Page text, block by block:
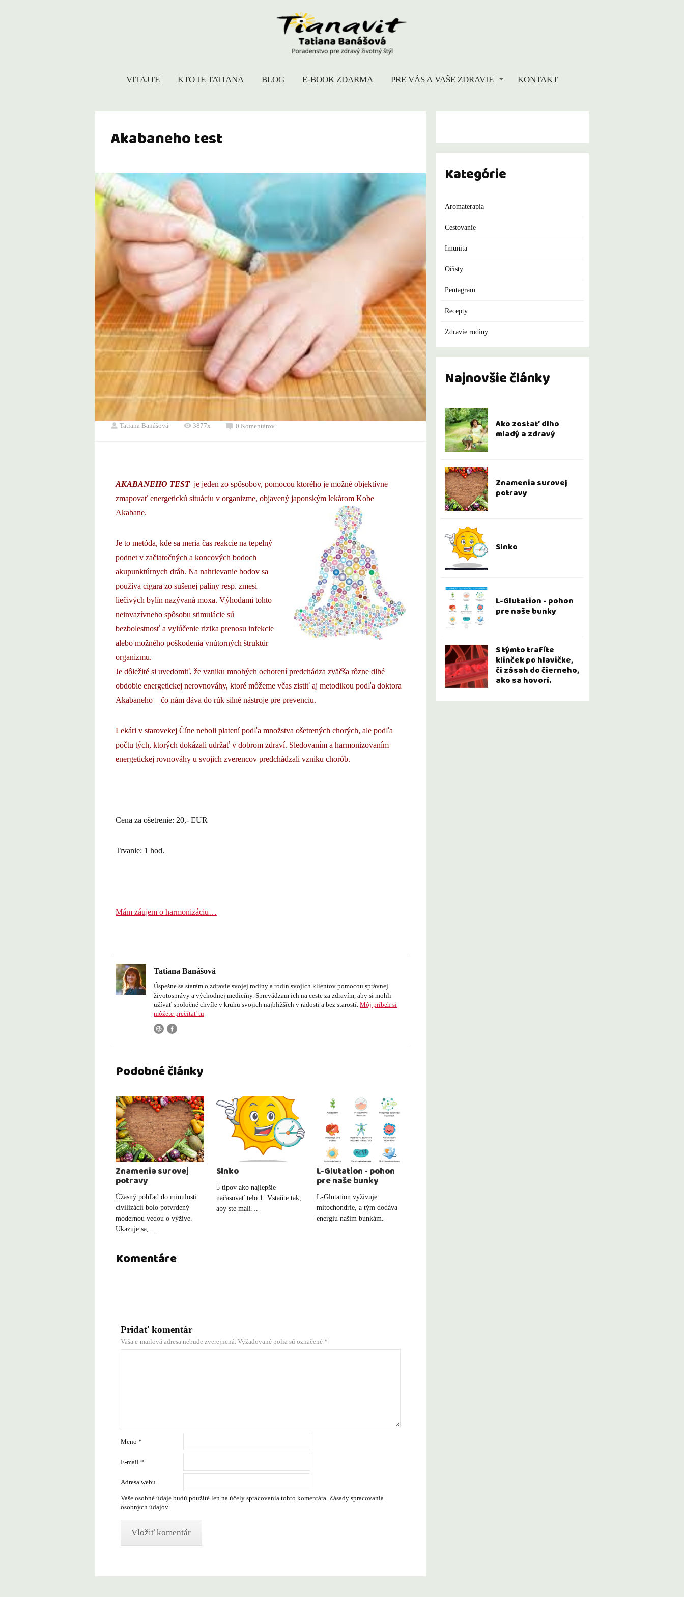
VITAJTE KTO JE TATIANA BLOG E-BOOK ZDARMA PRE VÁS A VAŠE ZDRAVIE KONTAKT
Akabaneho test
Tatiana Banášová 3877x 0 Komentárov
AKABANEHO TEST je jeden zo spôsobov, pomocou ktorého je možné objektívne
zmapovať energetickú situáciu v organizme, objavený japonským lekárom Kobe
Akabane.
Je to metóda, kde sa meria čas reakcie na tepelný
podnet v začiatočných a koncových bodoch
akupunktúrnych dráh. Na nahrievanie bodov sa
používa cigara zo sušenej paliny resp. zmesi
liečivých bylín nazývaná moxa. Výhodami tohto
neinvazívneho spôsobu stimulácie sú
bezbolestnosť a vylúčenie rizika prenosu infekcie
alebo možného poškodenia vnútorných štruktúr
organizmu.
Je dôležité si uvedomiť, že vzniku mnohých ochorení predchádza zväčša rôzne dlhé
obdobie energetickej nerovnováhy, ktoré môžeme včas zistiť aj metodikou podľa doktora
Akabaneho – čo nám dáva do rúk silné nástroje pre prevenciu.
Lekári v starovekej Číne neboli platení podľa množstva ošetrených chorých, ale podľa
počtu tých, ktorých dokázali udržať v dobrom zdraví. Sledovaním a harmonizovaním
energetickej rovnováhy u svojich zverencov predchádzali vzniku chorôb.
Cena za ošetrenie: 20,- EUR
Trvanie: 1 hod.
Mám záujem o harmonizáciu…
Tatiana Banášová
Úspešne sa starám o zdravie svojej rodiny a rodín svojich klientov pomocou správnej
životosprávy a východnej medicíny. Sprevádzam ich na ceste za zdravím, aby si mohli
užívať spoločné chvíle v kruhu svojich najbližších v radosti a bez starostí. Môj príbeh si
môžete prečítať tu
Podobné články
Znamenia surovej
potravy
Úžasný pohľad do minulosti
civilizácií bolo potvrdený
modernou vedou o výžive.
Ukazuje sa,…
Slnko
5 tipov ako najlepšie
načasovať telo 1. Vstaňte tak,
aby ste mali…
L-Glutation - pohon
pre naše bunky
L-Glutation vyživuje
mitochondrie, a tým dodáva
energiu našim bunkám.
Komentáre
Pridať komentár
Vaša e-mailová adresa nebude zverejnená. Vyžadované polia sú označené *
Meno *
E-mail *
Adresa webu
Vaše osobné údaje budú použité len na účely spracovania tohto komentára. Zásady spracovania
osobných údajov.
Kategórie
Aromaterapia
Cestovanie
Imunita
Očisty
Pentagram
Recepty
Zdravie rodiny
Najnovšie články
Ako zostať dlho
mladý a zdravý
Znamenia surovej
potravy
Slnko
L-Glutation - pohon
pre naše bunky
S týmto trafíte
klinček po hlavičke,
či zásah do čierneho,
ako sa hovorí.